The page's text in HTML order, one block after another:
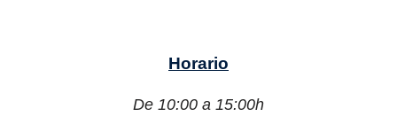
Horario
De 10:00 a 15:00h